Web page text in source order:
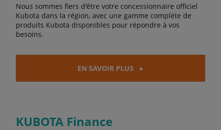
Nous sommes fiers d'être votre concessionnaire officiel
Kubota dans la région, avec une gamme complète de
produits Kubota disponibles pour répondre à vos
besoins.
EN SAVOIR PLUS
KUBOTA Finance